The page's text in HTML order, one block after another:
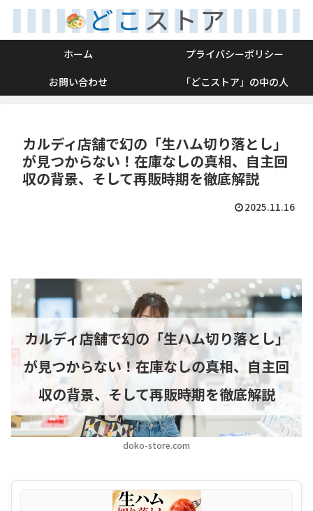
ホーム
プライバシーポリシー
お問い合わせ
「どこストア」の中の人
カルディ店舗で幻の「生ハム切り落とし」
が見つからない！在庫なしの真相、自主回
収の背景、そして再販時期を徹底解説
2025.11.16
doko-store.com
カルディ店舗で幻の「生ハム切り落とし」
が見つからない！在庫なしの真相、自主回
収の背景、そして再販時期を徹底解説